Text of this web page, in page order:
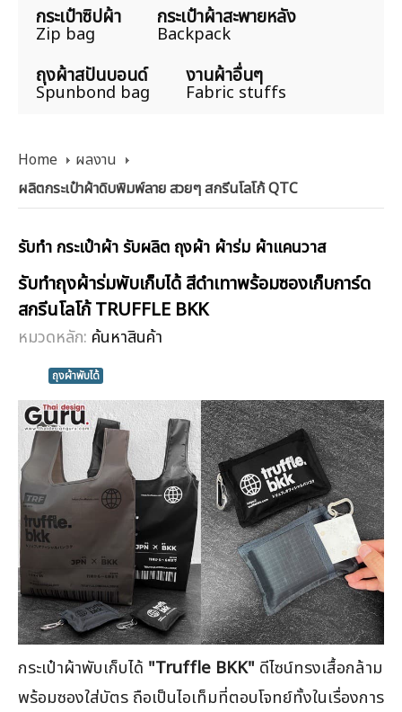
กระเป๋าซิปผ้า
Zip bag
กระเป๋าผ้าสะพายหลัง
Backpack
ถุงผ้าสปันบอนด์
Spunbond bag
งานผ้าอื่นๆ
Fabric stuffs
Home
ผลงาน
ผลิตกระเป๋าผ้าดิบพิมพ์ลาย สวยๆ สกรีนโลโก้ QTC
รับทำ กระเป๋าผ้า รับผลิต ถุงผ้า ผ้าร่ม ผ้าแคนวาส
รับทำถุงผ้าร่มพับเก็บได้ สีดำเทาพร้อมซองเก็บการ์ด
สกรีนโลโก้ TRUFFLE BKK
หมวดหลัก: ค้นหาสินค้า
ถุงผ้าพับได้
กระเป๋าผ้าพับเก็บได้ "Truffle BKK" ดีไซน์ทรงเสื้อกล้าม
พร้อมซองใส่บัตร ถือเป็นไอเท็มที่ตอบโจทย์ทั้งในเรื่องการ